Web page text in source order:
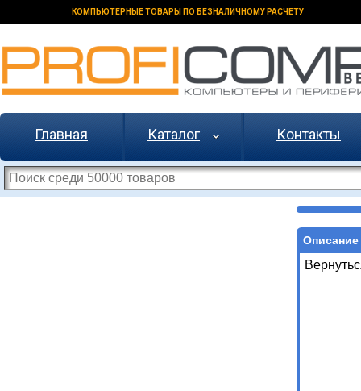
КОМПЬЮТЕРНЫЕ ТОВАРЫ ПО БЕЗНАЛИЧНОМУ РАСЧЕТУ
Главная Каталог Контакты
Описание